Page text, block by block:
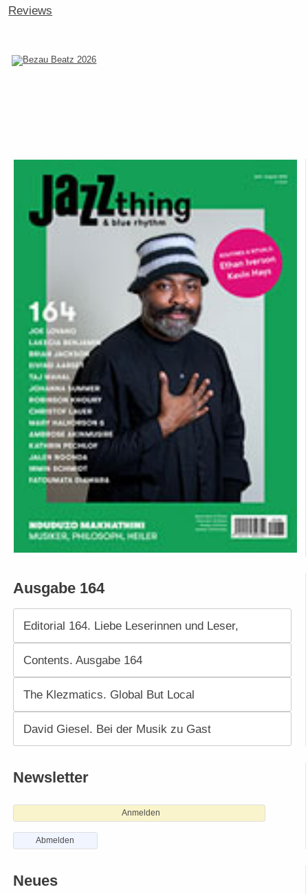
Reviews
Ausgabe 164
Editorial 164. Liebe Leserinnen und Leser,
Contents. Ausgabe 164
The Klezmatics. Global But Local
David Giesel. Bei der Musik zu Gast
Newsletter
Anmelden
Abmelden
Neues